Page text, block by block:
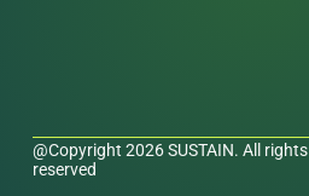
@Copyright 2026 SUSTAIN. All rights
reserved